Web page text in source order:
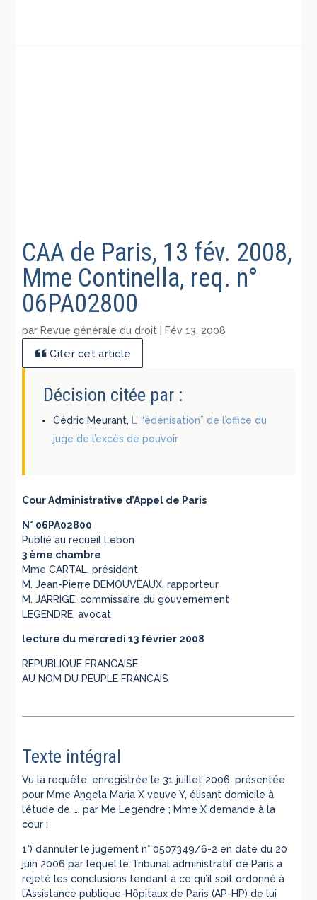
CAA de Paris, 13 fév. 2008,
Mme Continella, req. n°
06PA02800
par Revue générale du droit Fév 13, 2008
Citer cet article
Décision citée par :
Cédric Meurant, L’ “édénisation” de l’office du
juge de l’excès de pouvoir
Cour Administrative d’Appel de Paris
N° 06PA02800
Publié au recueil Lebon
3 ème chambre
Mme CARTAL, président
M. Jean-Pierre DEMOUVEAUX, rapporteur
M. JARRIGE, commissaire du gouvernement
LEGENDRE, avocat
lecture du mercredi 13 février 2008
REPUBLIQUE FRANCAISE
AU NOM DU PEUPLE FRANCAIS
Texte intégral
Vu la requête, enregistrée le 31 juillet 2006, présentée
pour Mme Angela Maria X veuve Y, élisant domicile à
l’étude de …, par Me Legendre ; Mme X demande à la
cour :
1°) d’annuler le jugement n° 0507349/6-2 en date du 20
juin 2006 par lequel le Tribunal administratif de Paris a
rejeté les conclusions tendant à ce qu’il soit ordonné à
l’Assistance publique-Hôpitaux de Paris (AP-HP) de lui